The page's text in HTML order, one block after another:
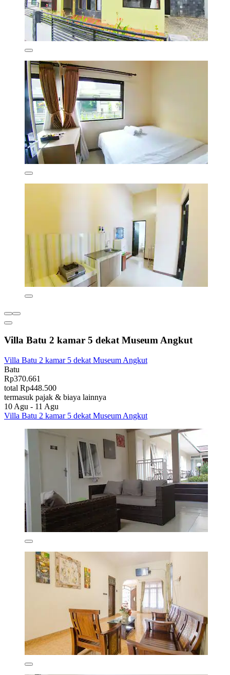
Villa Batu 2 kamar 5 dekat Museum Angkut
Villa Batu 2 kamar 5 dekat Museum Angkut
Batu
Rp370.661
total Rp448.500
termasuk pajak & biaya lainnya
10 Agu - 11 Agu
Villa Batu 2 kamar 5 dekat Museum Angkut